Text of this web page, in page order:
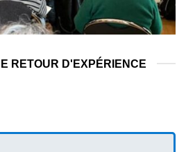
RETOUR D'EXPÉRIENCE